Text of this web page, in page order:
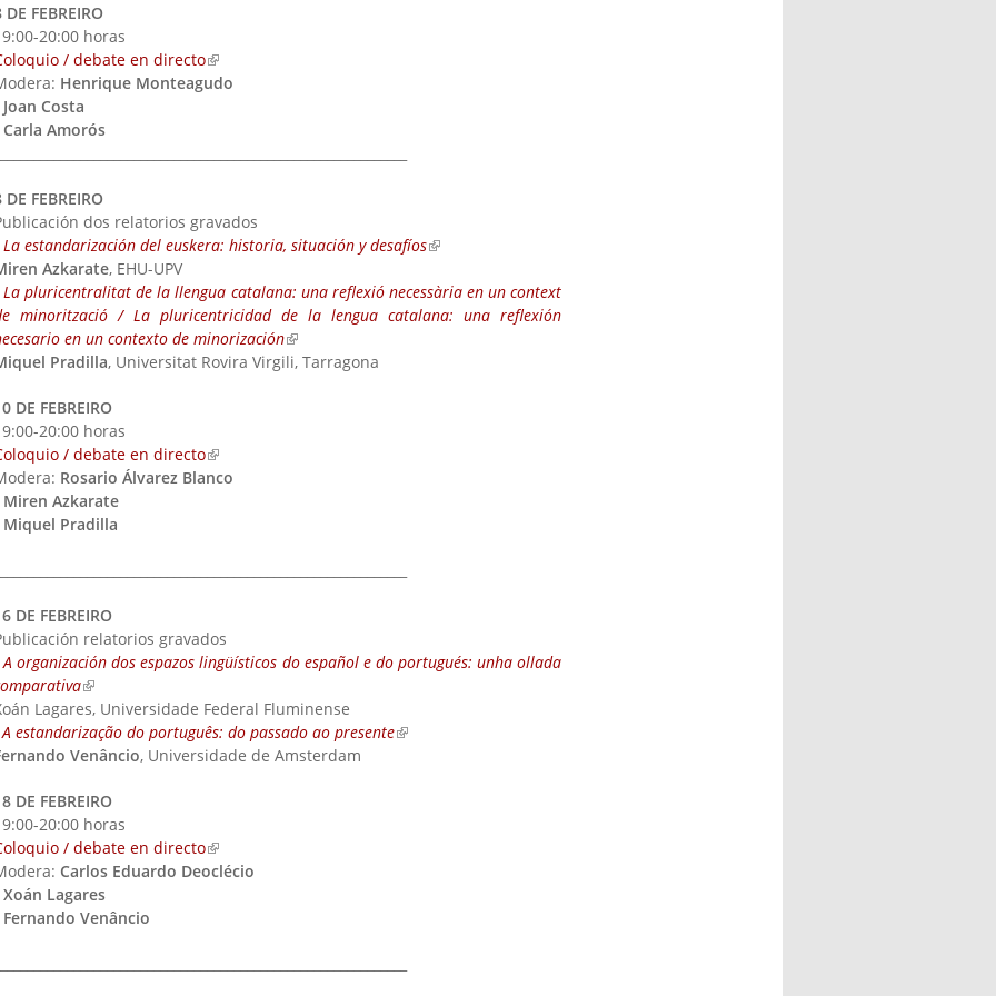
DE FEBREIRO
20:00 horas
/ debate en directo(link is external)
Henrique Monteagudo
Joan Costa
Carla Amorós
DE FEBREIRO
dos relatorios gravados
La estandarización del euskera: historia, situación y desafíos(link is external)
Azkarate, EHU-UPV
La pluricentralitat de la llengua catalana: una reflexió necessària en un context
minorització / La pluricentricidad de la lengua catalana: una reflexión
en un contexto de minorización(link is external)
Pradilla, Universitat Rovira Virgili, Tarragona
DE FEBREIRO
20:00 horas
/ debate en directo(link is external)
Rosario Álvarez Blanco
Miren Azkarate
Miquel Pradilla
DE FEBREIRO
relatorios gravados
A organización dos espazos lingüísticos do español e do portugués: unha ollada
(link is external)
Lagares, Universidade Federal Fluminense
A estandarização do português: do passado ao presente(link is external)
Venâncio, Universidade de Amsterdam
DE FEBREIRO
20:00 horas
/ debate en directo(link is external)
Carlos Eduardo Deoclécio
Xoán Lagares
Fernando Venâncio